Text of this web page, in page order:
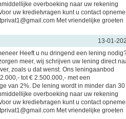
overboeking naar uw rekening
uw kredietvragen kunt u contact
Met vriendelijke groeten
13-01-
Heeft u nu dringend een lening
meer, wij schrijven uw lening direct
zoals u dat wenst. Ons leningaanbod
tot € 2.500.000,- met een
van 2%. De lening wordt in minder dan 30
overboeking naar uw rekening
uw kredietvragen kunt u contact
Met vriendelijke groeten